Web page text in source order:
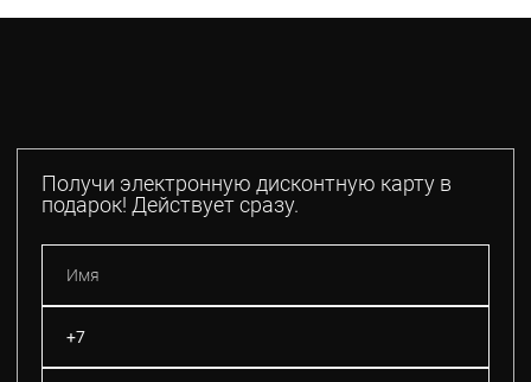
Получи электронную дисконтную карту в
подарок! Действует сразу.